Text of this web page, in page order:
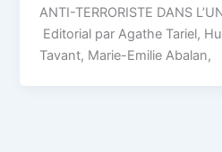
ANTI-TERRORISTE DANS
Editorial par Agathe Tariel,
Tavant, Marie-Emilie Abalan,